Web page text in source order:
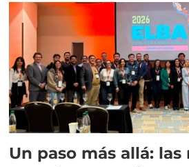
Un paso más allá: